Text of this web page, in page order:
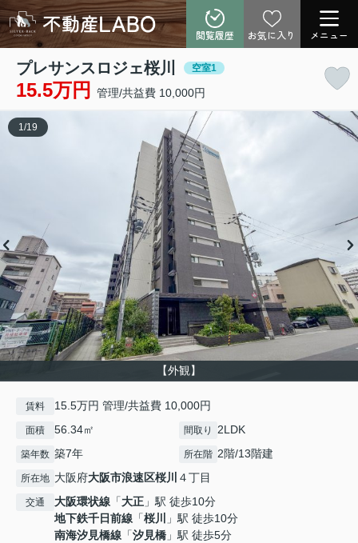
閲覧履歴 お気に入り メニュー
プレサンスロジェ桜川 空室1
15.5万円 管理/共益費 10,000円
【外観】
1 /19
賃料 15.5万円 管理/共益費 10,000円
面積 56.34㎡ 間取り 2LDK
築年数 築7年 所在階 2階/13階建
所在地 大阪府大阪市浪速区桜川 ４丁目
交通 大阪環状線 「大正 」駅 徒歩10分
地下鉄千日前線 「桜川
」駅 徒歩10分
南海汐見橋線 「汐見橋 」駅 徒歩5分